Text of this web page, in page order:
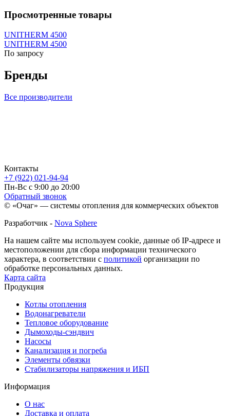
Просмотренные товары
UNITHERM 4500
UNITHERM 4500
По запросу
Бренды
Все производители
Контакты
+7 (922) 021-94-94
Пн-Вс с 9:00 до 20:00
Обратный звонок
© «Очаг» — системы отопления для коммерческих объектов
Разработчик - Nova Sphere
На нашем сайте мы используем cookie, данные об IP-адресе и
местоположении для сбора информации технического
характера, в соответствии с политикой организации по
обработке персональных данных.
Карта сайта
Продукция
Котлы отопления
Водонагреватели
Тепловое оборудование
Дымоходы-сэндвич
Насосы
Канализация и погреба
Элементы обвязки
Стабилизаторы напряжения и ИБП
Информация
О нас
Доставка и оплата